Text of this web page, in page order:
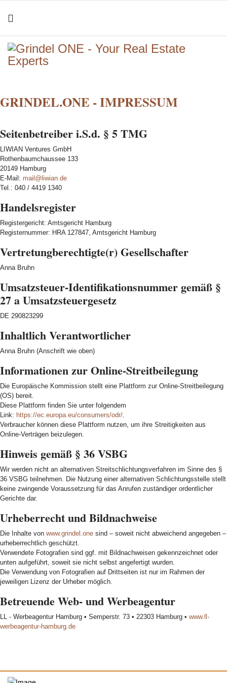
GRINDEL.ONE - IMPRESSUM
Seitenbetreiber i.S.d. § 5 TMG
LIWIAN Ventures GmbH
Rothenbaumchaussee 133
20149 Hamburg
E-Mail: mail@liwian.de
Tel.: 040 / 4419 1340
Handelsregister
Registergericht: Amtsgericht Hamburg
Registernummer: HRA 127847, Amtsgericht Hamburg
Vertretungberechtigte(r) Gesellschafter
Anna Bruhn
Umsatzsteuer-Identifikationsnummer gemäß §
27 a Umsatzsteuergesetz
DE 290823299
Inhaltlich Verantwortlicher
Anna Bruhn (Anschrift wie oben)
Informationen zur Online-Streitbeilegung
Die Europäische Kommission stellt eine Plattform zur Online-Streitbeilegung
(OS) bereit.
Diese Plattform finden Sie unter folgendem
Link: https://ec.europa.eu/consumers/odr/.
Verbraucher können diese Plattform nutzen, um ihre Streitigkeiten aus
Online-Verträgen beizulegen.
Hinweis gemäß § 36 VSBG
Wir werden nicht an alternativen Streitschlichtungsverfahren im Sinne des §
36 VSBG teilnehmen. Die Nutzung einer alternativen Schlichtungsstelle stellt
keine zwingende Voraussetzung für das Anrufen zuständiger ordentlicher
Gerichte dar.
Urheberrecht und Bildnachweise
Die Inhalte von www.grindel.one sind – soweit nicht abweichend angegeben –
urheberrechtlich geschützt.
Verwendete Fotografien sind ggf. mit Bildnachweisen gekennzeichnet oder
unten aufgeführt, soweit sie nicht selbst angefertigt wurden.
Die Verwendung von Fotografien auf Drittseiten ist nur im Rahmen der
jeweiligen Lizenz der Urheber möglich.
Betreuende Web- und Werbeagentur
LL - Werbeagentur Hamburg • Semperstr. 73 • 22303 Hamburg • www.ll-
werbeagentur-hamburg.de